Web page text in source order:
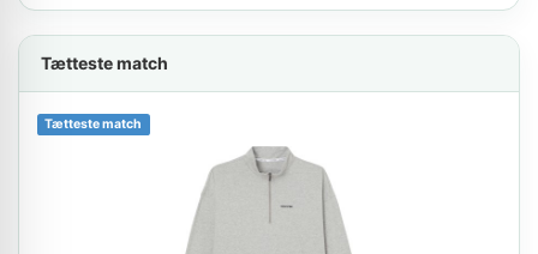
Tætteste match
Tætteste match